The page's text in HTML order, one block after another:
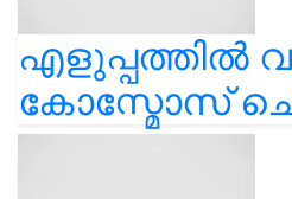
എളുപ്പത്തിൽ
കോസ്മോസ്